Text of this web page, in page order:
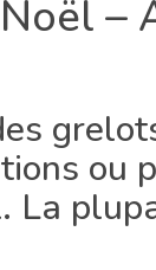
–
ou
La